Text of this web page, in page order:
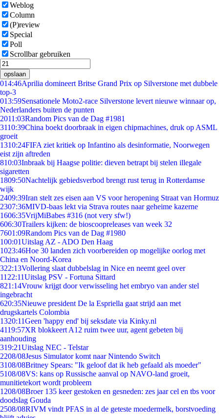
Weblog
Column
(P)review
Special
Poll
Scrollbar gebruiken
opslaan
014:46Aprilia domineert Britse Grand Prix op Silverstone met dubbele
top-3
013:59Sensationele Moto2-race Silverstone levert nieuwe winnaar op,
Nederlanders buiten de punten
2011:03Random Pics van de Dag #1981
3110:39China boekt doorbraak in eigen chipmachines, druk op ASML
groeit
1310:24FIFA ziet kritiek op Infantino als desinformatie, Noorwegen
eist zijn aftreden
810:03Inbraak bij Haagse politie: dieven betrapt bij stelen illegale
sigaretten
1809:50Nachtelijk gebiedsverbod brengt rust terug in Rotterdamse
wijk
2409:39Iran stelt zes eisen aan VS voor heropening Straat van Hormuz
2307:36MIVD-baas lekt via Strava routes naar geheime kazerne
1606:35VrijMiBabes #316 (not very sfw!)
606:30Trailers kijken: de bioscoopreleases van week 32
7601:09Random Pics van de Dag #1980
100:01Uitslag AZ - ADO Den Haag
1023:46Hoe 30 landen zich voorbereiden op mogelijke oorlog met
China en Noord-Korea
322:13Vollering slaat dubbelslag in Nice en neemt geel over
11 22:11Uitslag PSV - Fortuna Sittard
821:14Vrouw krijgt door verwisseling het embryo van ander stel
ingebracht
620:35Nieuwe president De la Espriella gaat strijd aan met
drugskartels Colombia
1320:11Geen 'happy end' bij seksdate via Kinky.nl
4119:57XR blokkeert A12 ruim twee uur, agent gebeten bij
aanhouding
319:21Uitslag NEC - Telstar
2208/08Jesus Simulator komt naar Nintendo Switch
3108/08Britney Spears: "Ik geloof dat ik heb gefaald als moeder"
5108/08VS: kans op Russische aanval op NAVO-land groeit,
munitietekort wordt probleem
1208/08Broer 135 keer gestoken en gesneden: zes jaar cel en tbs voor
doodslag Gouda
2508/08RIVM vindt PFAS in al de geteste moedermelk, borstvoeding